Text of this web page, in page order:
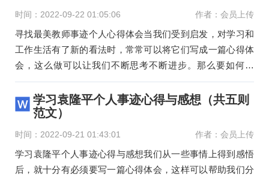
时间：2022-09-22 01:05:06 作者：会员上传
寻找最美教师事迹个人心得体会当我们受到启发，对学习和
工作生活有了新的看法时，常常可以将它们写成一篇心得体
会，这么做可以让我们不断思考不断进步。那么要如何写
呢？下面是小编
学习袁隆平个人事迹心得与感想（共五则
范文）
时间：2022-09-21 01:43:01 作者：会员上传
学习袁隆平个人事迹心得与感想我们从一些事情上得到感悟
后，就十分有必须要写一篇心得体会，这样可以帮助我们分